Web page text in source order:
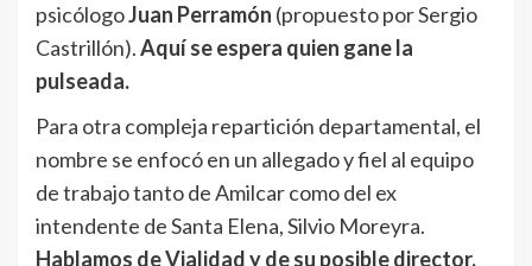
psicólogoJuan Perramón (propuesto por Sergio
Castrillón).Aquí se espera quien gane la
pulseada.
Para otra compleja repartición departamental, el
nombre se enfocó en un allegado y fiel al equipo
de trabajo tanto de Amilcar como del ex
intendente de Santa Elena, Silvio Moreyra.
Hablamos de Vialidad y de su posible director,